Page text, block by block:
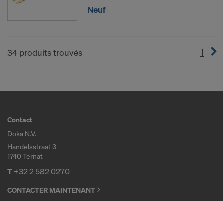
Neuf
34 produits trouvés 1
Contact
Doka N.V.
Handelsstraat 3
1740 Ternat
T+32 2 582 0270
CONTACTER MAINTENANT